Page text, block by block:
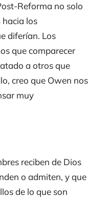
Reforma no solo
hacia los
diferían. Los
que comparecer
a otros que
creo que Owen nos
muy
reciben de Dios
o admiten, y que
de lo que son